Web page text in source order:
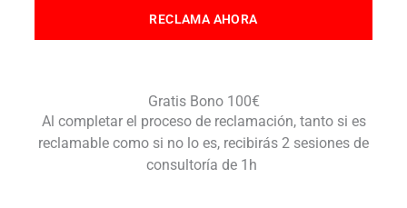
RECLAMA AHORA
Gratis Bono 100€
Al completar el proceso de reclamación, tanto si es
reclamable como si no lo es, recibirás 2 sesiones de
consultoría de 1h